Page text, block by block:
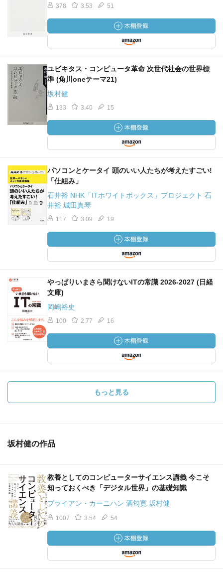
378 3.53 51
ユビキタス・コンピュータ革命 次世代社会の世界標
準 (角川oneテーマ21)
坂村健
133 3.40 15
パソコンとケータイ 頭のいい人たちが考えたすごい!
「仕組み」
石井裕 NHK「ITホワイトボックス」プロジェクト 石
井裕 城田真琴
117 3.09 19
やっぱりいまさら聞けないITの常識 2026-2027 (日経
文庫)
岡嶋裕史
100 2.77 16
もっと見る
坂村健の作品
教養としてのコンピューターサイエンス講義 今こそ
知っておくべき「デジタル世界」の基礎知識
ブライアン・カーニハン 酒匂寛 坂村健
1007 3.54 54